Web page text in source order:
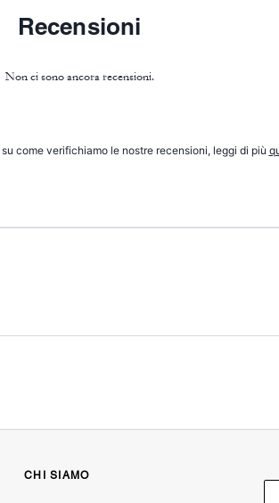
Recensioni
Non ci sono ancora recensioni.
come verifichiamo le nostre recensioni, leggi di più
CHI SIAMO